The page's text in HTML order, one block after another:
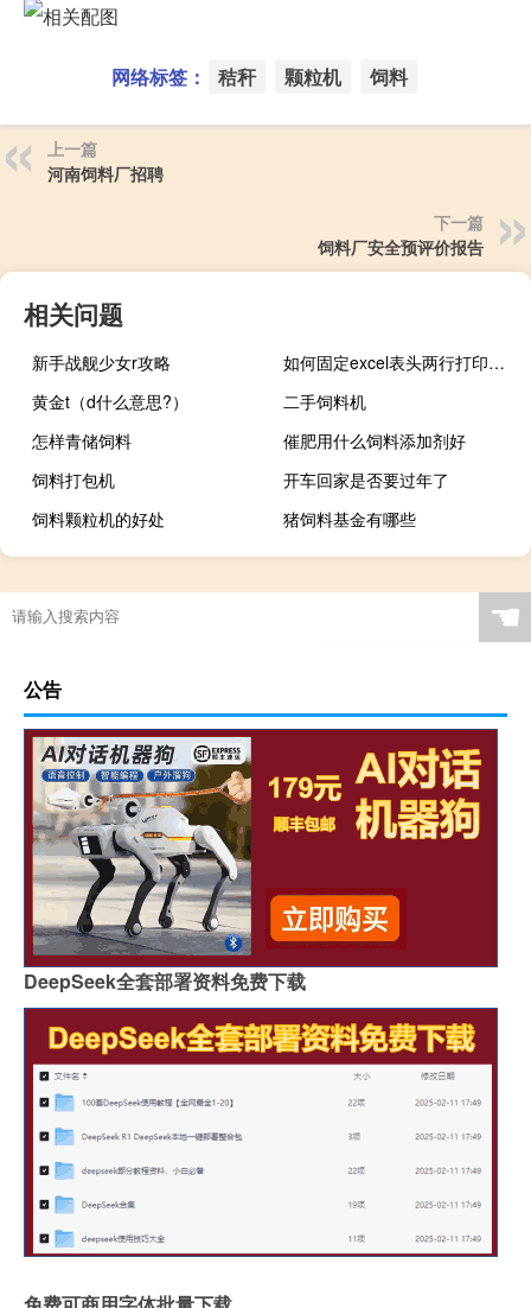
网络标签： 秸秆 颗粒机 饲料
上一篇
河南饲料厂招聘
下一篇
饲料厂安全预评价报告
相关问题
新手战舰少女r攻略
如何固定excel表头两行打印（如何固定excel表头）
黄金t（d什么意思?）
二手饲料机
怎样青储饲料
催肥用什么饲料添加剂好
饲料打包机
开车回家是否要过年了
饲料颗粒机的好处
猪饲料基金有哪些
☚
公告
DeepSeek全套部署资料免费下载